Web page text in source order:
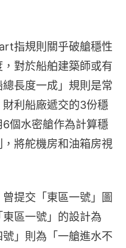
指規則關乎破艙穩性
對於船舶建築師或有
長度一成」規則是常
利船廠遞交的3份穩
個水密艙作為計算穩
將舵機房和油箱房視
提交「東區一號」圖
區一號」的設計為
號」則為「一艙進水不